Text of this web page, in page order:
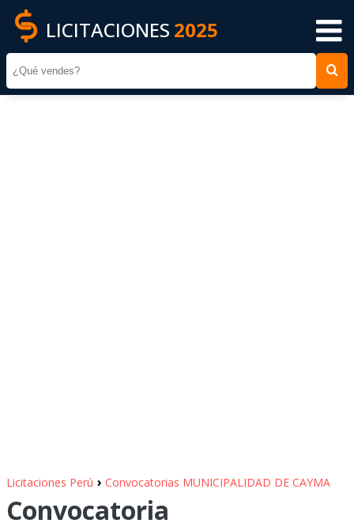
LICITACIONES 2025
Licitaciones Perú › Convocatorias MUNICIPALIDAD DE CAYMA
Convocatoria